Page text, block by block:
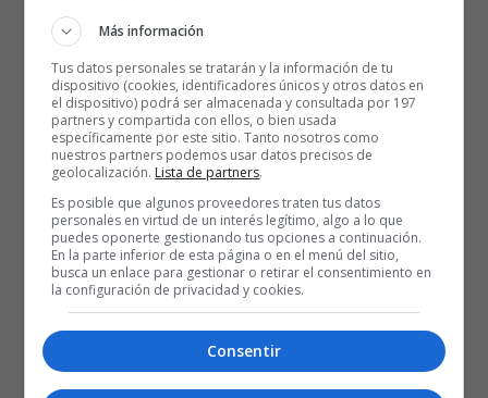
Más información
Tus datos personales se tratarán y la información de tu
dispositivo (cookies, identificadores únicos y otros datos en
el dispositivo) podrá ser almacenada y consultada por 197
partners y compartida con ellos, o bien usada
específicamente por este sitio. Tanto nosotros como
nuestros partners podemos usar datos precisos de
geolocalización. Lista de partners.
Es posible que algunos proveedores traten tus datos
personales en virtud de un interés legítimo, algo a lo que
puedes oponerte gestionando tus opciones a continuación.
En la parte inferior de esta página o en el menú del sitio,
busca un enlace para gestionar o retirar el consentimiento en
la configuración de privacidad y cookies.
Consentir